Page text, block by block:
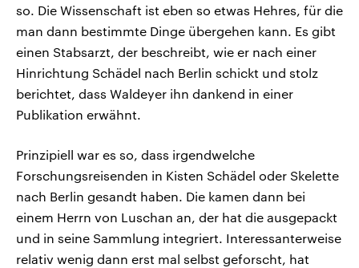
so. Die Wissenschaft ist eben so etwas Hehres, für die
man dann bestimmte Dinge übergehen kann. Es gibt
einen Stabsarzt, der beschreibt, wie er nach einer
Hinrichtung Schädel nach Berlin schickt und stolz
berichtet, dass Waldeyer ihn dankend in einer
Publikation erwähnt.
Prinzipiell war es so, dass irgendwelche
Forschungsreisenden in Kisten Schädel oder Skelette
nach Berlin gesandt haben. Die kamen dann bei
einem Herrn von Luschan an, der hat die ausgepackt
und in seine Sammlung integriert. Interessanterweise
relativ wenig dann erst mal selbst geforscht, hat